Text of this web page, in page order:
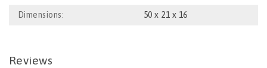
Dimensions: 50 x 21 x 16
Reviews